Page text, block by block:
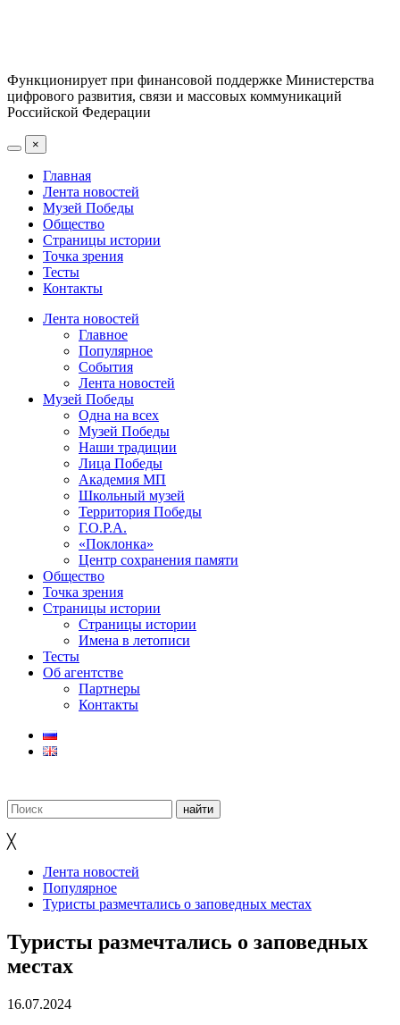
Функционирует при финансовой поддержке Министерства
цифрового развития, связи и массовых коммуникаций
Российской Федерации
×
Главная
Лента новостей
Музей Победы
Общество
Страницы истории
Точка зрения
Тесты
Контакты
Лента новостей
Главное
Популярное
События
Лента новостей
Музей Победы
Одна на всех
Музей Победы
Наши традиции
Лица Победы
Академия МП
Школьный музей
Территория Победы
Г.О.Р.А.
«Поклонка»
Центр сохранения памяти
Общество
Точка зрения
Страницы истории
Страницы истории
Имена в летописи
Тесты
Об агентстве
Партнеры
Контакты
╳
Лента новостей
Популярное
Туристы размечтались о заповедных местах
Туристы размечтались о заповедных
местах
16.07.2024